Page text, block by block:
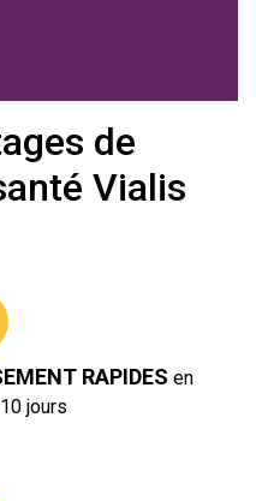
de
Vialis
RAPIDES en
jours